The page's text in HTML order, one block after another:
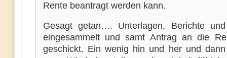
Rente beantragt werden kann.
Gesagt getan…. Unterlagen, Berichte
eingesammelt und samt Antrag an die
geschickt. Ein wenig hin und her und